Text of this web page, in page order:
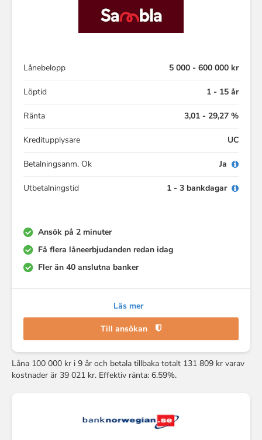
Lånebelopp 5 000 - 600 000 kr
Löptid 1 - 15 år
Ränta 3,01 - 29,27 %
Kreditupplysare UC
Betalningsanm. Ok Ja
Utbetalningstid 1 - 3 bankdagar
Ansök på 2 minuter
Få flera låneerbjudanden redan idag
Fler än 40 anslutna banker
Läs mer
Till ansökan
Låna 100 000 kr i 9 år och betala tillbaka totalt 131 809 kr varav
kostnader är 39 021 kr. Effektiv ränta: 6.59%.